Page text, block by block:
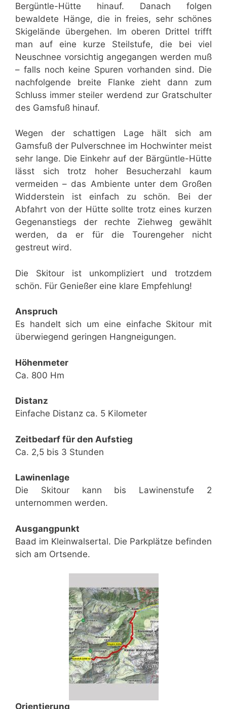
Bergüntle-Hütte hinauf. Danach folgen
bewaldete Hänge, die in freies, sehr schönes
Skigelände übergehen. Im oberen Drittel trifft
man auf eine kurze Steilstufe, die bei viel
Neuschnee vorsichtig angegangen werden muß
– falls noch keine Spuren vorhanden sind. Die
nachfolgende breite Flanke zieht dann zum
Schluss immer steiler werdend zur Gratschulter
des Gamsfuß hinauf.
Wegen der schattigen Lage hält sich am
Gamsfuß der Pulverschnee im Hochwinter meist
sehr lange. Die Einkehr auf der Bärgüntle-Hütte
lässt sich trotz hoher Besucherzahl kaum
vermeiden – das Ambiente unter dem Großen
Widderstein ist einfach zu schön. Bei der
Abfahrt von der Hütte sollte trotz eines kurzen
Gegenanstiegs der rechte Ziehweg gewählt
werden, da er für die Tourengeher nicht
gestreut wird.
Die Skitour ist unkompliziert und trotzdem
schön. Für Genießer eine klare Empfehlung!
Anspruch
Es handelt sich um eine einfache Skitour mit
überwiegend geringen Hangneigungen.
Höhenmeter
Ca. 800 Hm
Distanz
Einfache Distanz ca. 5 Kilometer
Zeitbedarf für den Aufstieg
Ca. 2,5 bis 3 Stunden
Lawinenlage
Die Skitour kann bis Lawinenstufe 2
unternommen werden.
Ausgangpunkt
Baad im Kleinwalsertal. Die Parkplätze befinden
sich am Ortsende.
Orientierung